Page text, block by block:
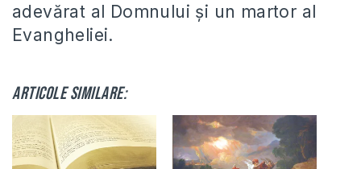
adevărat al Domnului şi un martor al
Evangheliei.
Articole similare: